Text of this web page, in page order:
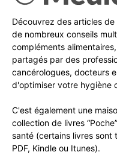
Découvrez des articles
de nombreux conseils
compléments
partagés par des
cancérologues, docteurs
d'optimiser votre hygiène
C'est également une
collection de livres
santé (certains livres sont
PDF, Kindle ou Itunes).